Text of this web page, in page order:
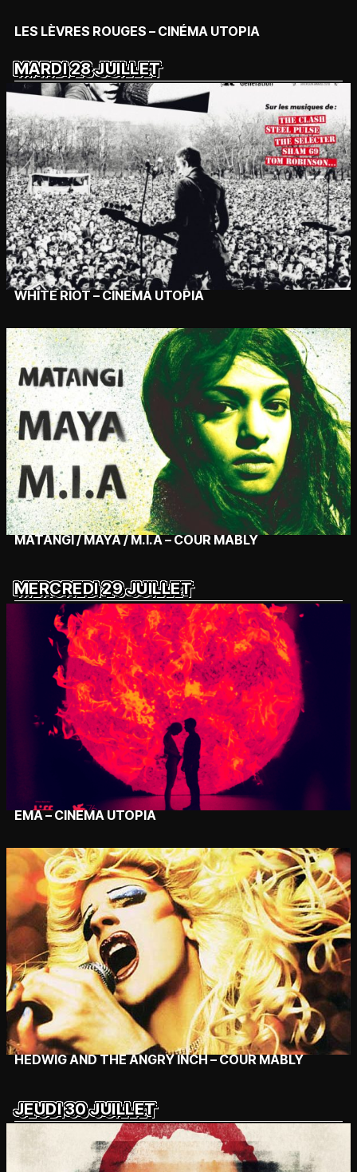
LES LÈVRES ROUGES – CINÉMA UTOPIA
MARDI 28 JUILLET
WHITE RIOT – CINÉMA UTOPIA
MATANGI / MAYA / M.I.A – COUR MABLY
MERCREDI 29 JUILLET
EMA – CINÉMA UTOPIA
HEDWIG AND THE ANGRY INCH – COUR MABLY
JEUDI 30 JUILLET